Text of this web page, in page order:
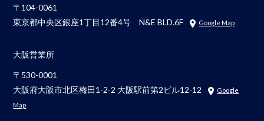
〒104-0061
東京都中央区銀座1丁目12番4号 N&E BLD.6F
Google Map
大阪営業所
〒530-0001
大阪府大阪市北区梅田1-2-2 大阪駅前第2ビル12-12
Google
Map